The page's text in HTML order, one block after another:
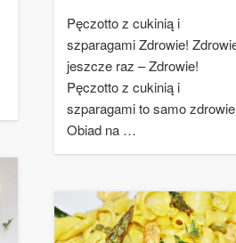
Pęczotto z cukinią i
szparagami Zdrowie!
jeszcze raz – Zdrowie!
Pęczotto z cukinią i
szparagami to samo
Obiad na …